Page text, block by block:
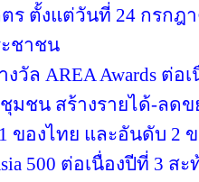
ร ตั้งแต่วันที่ 24 กรกฎ
ะชาชน
งวัล AREA Awards ต่
มชน สร้างรายได้-ลดข
ของไทย และอันดับ 2
500 ต่อเนื่องปีที่ 3